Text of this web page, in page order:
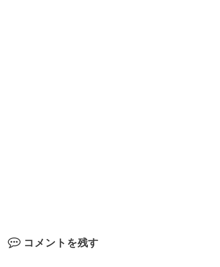
コメントを残す